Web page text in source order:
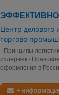
Центр делового
торгово-
- Принципы
издержек -
оформления в
+